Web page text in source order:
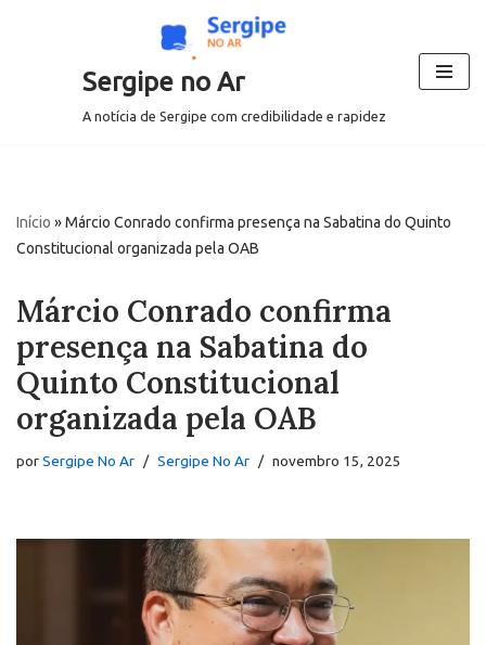
Sergipe no Ar
A notícia de Sergipe com credibilidade e rapidez
Início »Márcio Conrado confirma presença na Sabatina do Quinto
Constitucional organizada pela OAB
Márcio Conrado confirma
presença na Sabatina do
Quinto Constitucional
organizada pela OAB
porSergipe No Ar Sergipe No Ar novembro 15, 2025